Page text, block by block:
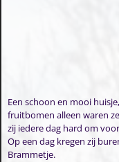
Een schoon en mooi
fruitbomen alleen waren
zij iedere dag hard om
Op een dag kregen zij
Brammetje.